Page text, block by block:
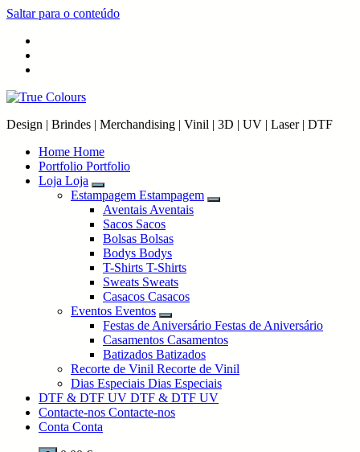
Saltar para o conteúdo
Design | Brindes | Merchandising | Vinil | 3D | UV | Laser | DTF
Home Home
Portfolio Portfolio
Loja Loja
Estampagem Estampagem
Aventais Aventais
Sacos Sacos
Bolsas Bolsas
Bodys Bodys
T-Shirts T-Shirts
Sweats Sweats
Casacos Casacos
Eventos Eventos
Festas de Aniversário Festas de Aniversário
Casamentos Casamentos
Batizados Batizados
Recorte de Vinil Recorte de Vinil
Dias Especiais Dias Especiais
DTF & DTF UV DTF & DTF UV
Contacte-nos Contacte-nos
Conta Conta